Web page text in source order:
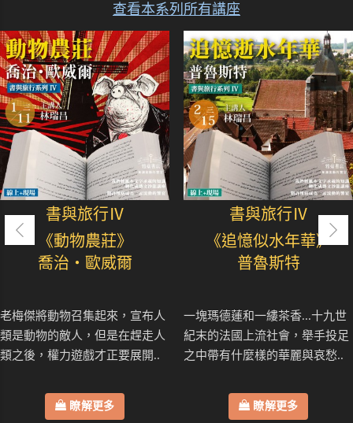
查看本系列所有講座
書與旅行Ⅳ
《動物農莊》
喬治・歐威爾
老梅傑將動物召集起來，宣布人
類是動物的敵人，但是在趕走人
類之後，權力遊戲才正要展開..
瞭解更多
書與旅行Ⅳ
《追憶似水年華》
普魯斯特
一塊瑪德蓮和一縷茶香...十九世
紀末的法國上流社會，舉手投足
之中帶有什麼樣的華麗與哀愁..
瞭解更多